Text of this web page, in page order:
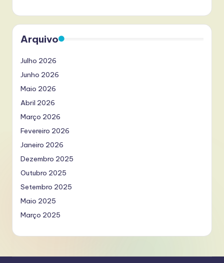
Arquivo
Julho 2026
Junho 2026
Maio 2026
Abril 2026
Março 2026
Fevereiro 2026
Janeiro 2026
Dezembro 2025
Outubro 2025
Setembro 2025
Maio 2025
Março 2025